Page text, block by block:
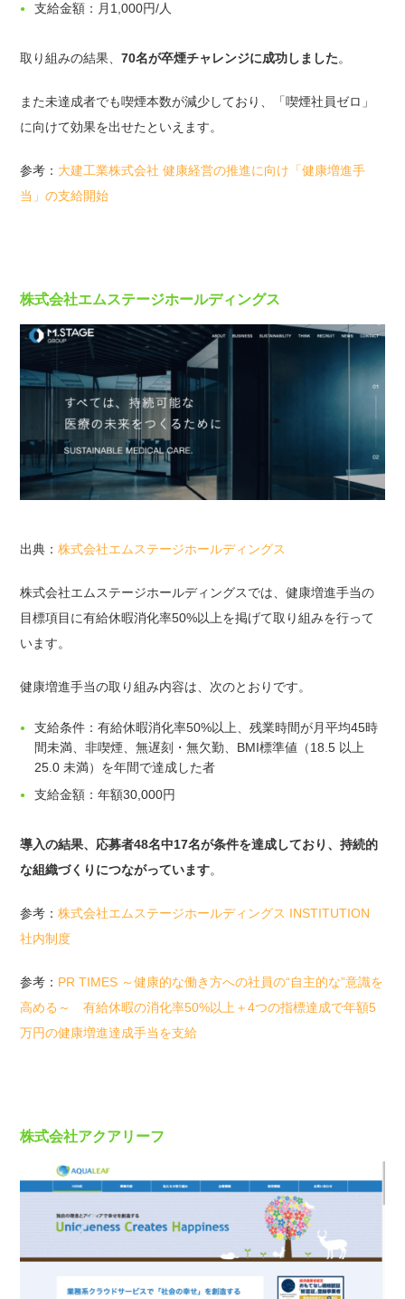
支給金額：月1,000円/人
取り組みの結果、70名が卒煙チャレンジに成功しました。
また未達成者でも喫煙本数が減少しており、「喫煙社員ゼロ」
に向けて効果を出せたといえます。
参考： 大建工業株式会社 健康経営の推進に向け「健康増進手
当」の支給開始
株式会社エムステージホールディングス
出典：株式会社エムステージホールディングス
株式会社エムステージホールディングスでは、健康増進手当の
目標項目に有給休暇消化率50%以上を掲げて取り組みを行って
います。
健康増進手当の取り組み内容は、次のとおりです。
支給条件：有給休暇消化率50%以上、残業時間が月平均45時
間未満、非喫煙、無遅刻・無欠勤、BMI標準値（18.5 以上
25.0 未満）を年間で達成した者
支給金額：年額30,000円
導入の結果、応募者48名中17名が条件を達成しており、持続的
な組織づくりにつながっています。
参考：株式会社エムステージホールディングス INSTITUTION
社内制度
参考： PR TIMES ～健康的な働き方への社員の“自主的な”意識を
高める～ 有給休暇の消化率50%以上＋4つの指標達成で年額5
万円の健康増進達成手当を支給
株式会社アクアリーフ